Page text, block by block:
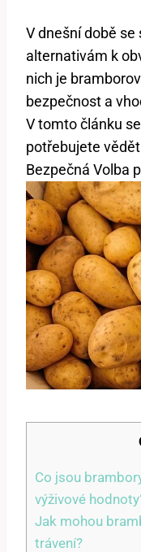
V dnešní době
alternativám k
nich je
bezpečnost a
V tomto článku
potřebujete
Bezpečná Volba
Co jsou
výživové
Jak mohou
trávení?